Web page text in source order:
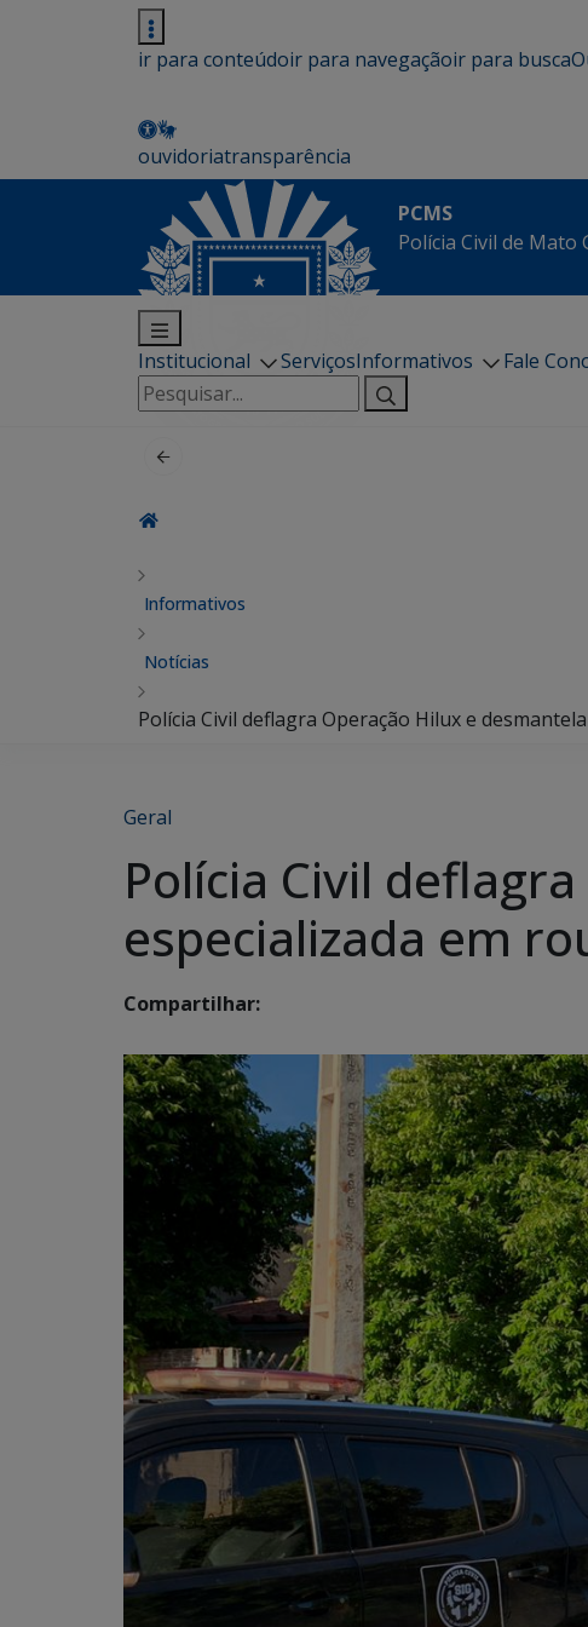
ir para conteúdoir para navegaçãoir para busca
ouvidoriatransparência
PCMS
Polícia Civil de Mato
Institucional ServiçosInformativos Fale
Pesquisar
por:
Informativos
Notícias
Polícia Civil deflagra Operação Hilux e
Geral
Polícia Civil
especializada em
Compartilhar: